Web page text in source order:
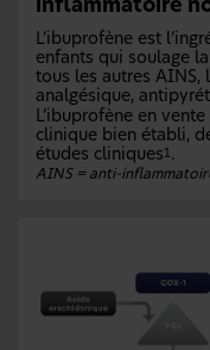
inflammatoire
L’ibuprofène est
enfants qui soulage
tous les autres AINS,
analgésique,
L’ibuprofène en
clinique bien établi,
études cliniques 1 .
AINS = anti-